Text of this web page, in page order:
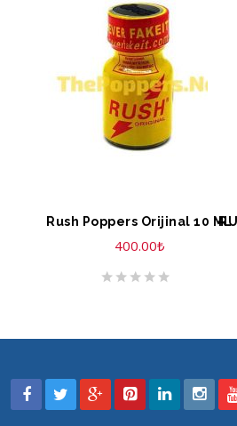
SEPETE EKLE
Rush Poppers Orijinal 10 ML
400.00₺